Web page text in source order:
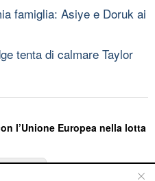
famiglia: Asiye e Doruk ai
tenta di calmare Taylor
l’Unione Europea nella lotta